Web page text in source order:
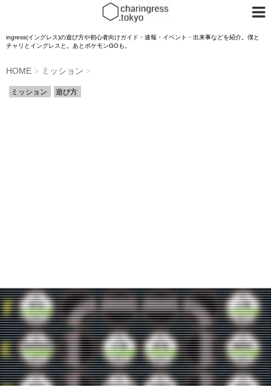
ingress(イングレス)の遊び方や初心者向けガイド・速報・イベント・出来事などを紹介。僕と
チャリとイングレスと。あとポケモンGOも。
HOME > ミッション >
ミッション 遊び方